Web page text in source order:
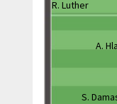
R. Luther
A.
S.